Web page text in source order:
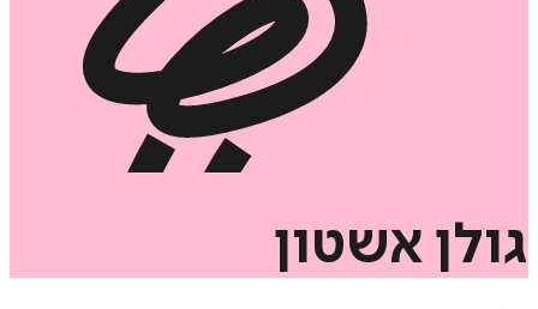
גולן אשטון